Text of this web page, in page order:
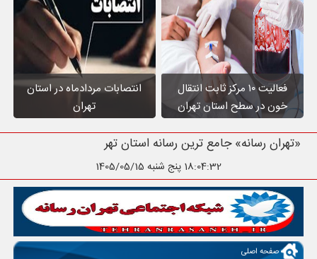
فعالیت ۱۰ مرکز ثابت انتقال
خون در سطح استان تهران
انتصابات مردادماه در استان
تهران
«تهران رسانه» جامع ترین رسانه استان
18:04:34 پنج شنبه 1405/05/15
صفحه اصلی